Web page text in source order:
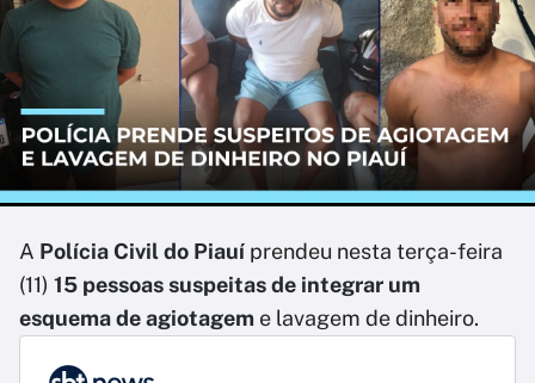
A Polícia Civil do Piauí prendeu nesta terça-feira
(11) 15 pessoas suspeitas de integrar um
esquema de agiotagem e lavagem de dinheiro.